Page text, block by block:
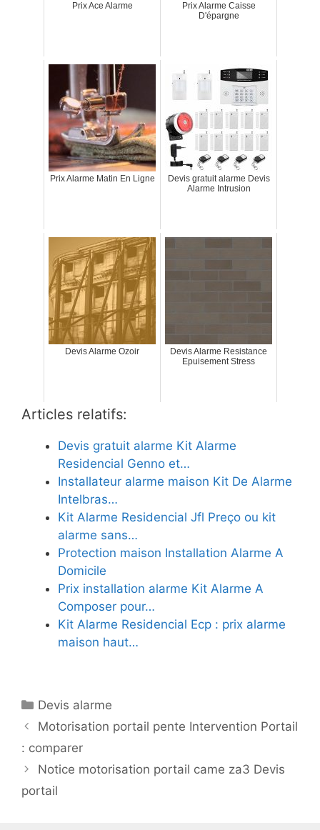
Prix Ace Alarme
Prix Alarme Caisse
D'épargne
Prix Alarme Matin En Ligne
Devis gratuit alarme Devis
Alarme Intrusion
Devis Alarme Ozoir
Devis Alarme Resistance
Epuisement Stress
Articles relatifs:
Devis gratuit alarme Kit Alarme
Residencial Genno et…
Installateur alarme maison Kit De Alarme
Intelbras…
Kit Alarme Residencial Jfl Preço ou kit
alarme sans…
Protection maison Installation Alarme A
Domicile
Prix installation alarme Kit Alarme A
Composer pour…
Kit Alarme Residencial Ecp : prix alarme
maison haut…
Catégories
Devis alarme
Motorisation portail pente Intervention Portail
: comparer
Notice motorisation portail came za3 Devis
portail